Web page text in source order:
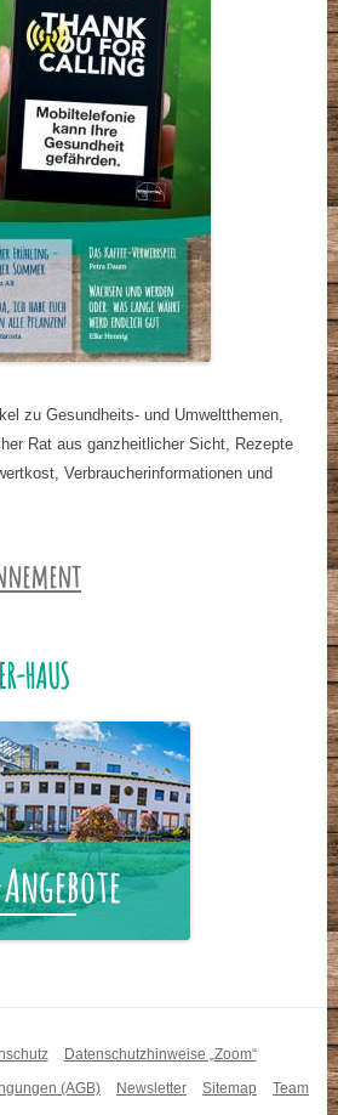
zu Gesundheits- und Umweltthemen,
Rat aus ganzheitlicher Sicht, Rezepte
Verbraucherinformationen und
HAUS
Datenschutzhinweise „Zoom“
(AGB)
Newsletter Sitemap
Team